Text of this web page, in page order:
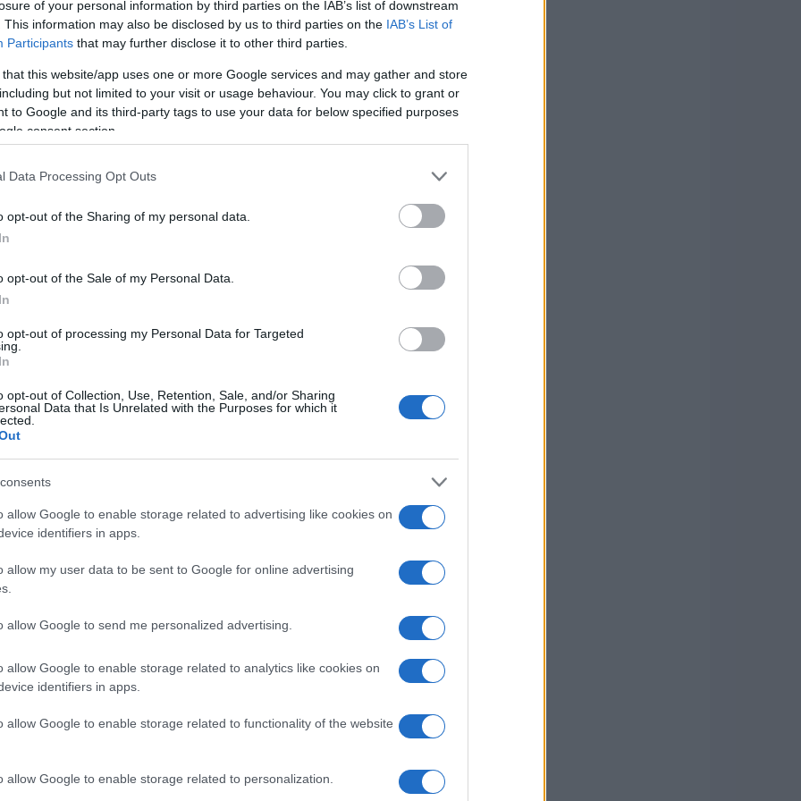
of your personal information by third parties on the IAB’s list of downstream
This information may also be disclosed by us to third parties on the IAB’s List of
Participants that may further disclose it to other third parties.
that this website/app uses one or more Google services and may gather and store
but not limited to your visit or usage behaviour. You may click to grant or
to Google and its third-party tags to use your data for below specified purposes
consent section.
Data Processing Opt Outs
opt-out of the Sharing of my personal data.
opt-out of the Sale of my Personal Data.
opt-out of processing my Personal Data for Targeted
opt-out of Collection, Use, Retention, Sale, and/or Sharing
Data that Is Unrelated with the Purposes for which it
allow Google to enable storage related to advertising like cookies on
identifiers in apps.
allow my user data to be sent to Google for online advertising
allow Google to send me personalized advertising.
allow Google to enable storage related to analytics like cookies on
identifiers in apps.
allow Google to enable storage related to functionality of the website
allow Google to enable storage related to personalization.
le occasioni, la squadra sta creando
previsto per il prossimo incontro contro il
di segnare. Il tecnico ha sottolineato
affermando:“Ci manca, abbiamo bisogno di
tra le aree di rigore siano buone, il
nella fase di finalizzazione. Amorim ha dichiarato:
tutti positivi, ma se non segni, non ha
una delle principali sfide che la squadra deve